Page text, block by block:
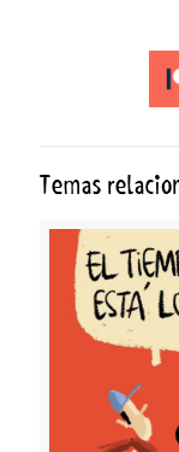
Temas